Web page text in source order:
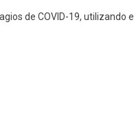
de COVID-19, utilizando el